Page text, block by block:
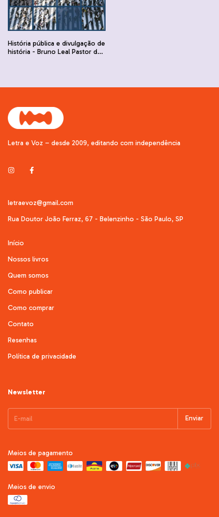
História pública e divulgação de
história - Bruno Leal Pastor de
Letra e Voz – desde 2009, editando com independência
letraevoz@gmail.com
Rua Doutor João Ferraz, 67 - Belenzinho - São Paulo, SP
Início
Nossos livros
Quem somos
Como publicar
Como comprar
Contato
Resenhas
Política de privacidade
Newsletter
Meios de pagamento
Meios de envio